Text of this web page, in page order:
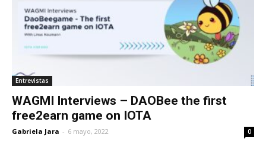
Entrevistas
WAGMI Interviews – DAOBee the first
free2earn game on IOTA
Gabriela Jara - 6 mayo, 2022 0